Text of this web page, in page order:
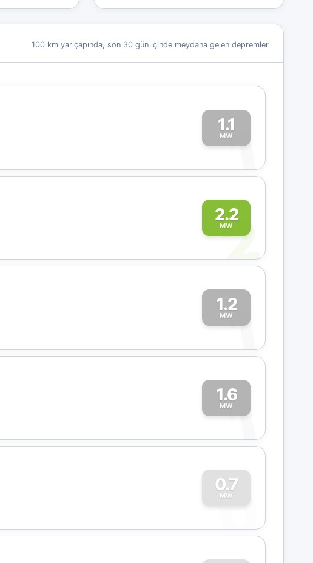
100 km yarıçapında, son 30 gün içinde meydana gelen depremler
1.1
MW
1
2.2
MW
2
1.2
MW
1
1.6
MW
1
0.7
MW
0